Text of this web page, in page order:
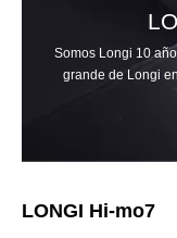
Somos Longi 10
grande de Longi
LONGI Hi-mo7